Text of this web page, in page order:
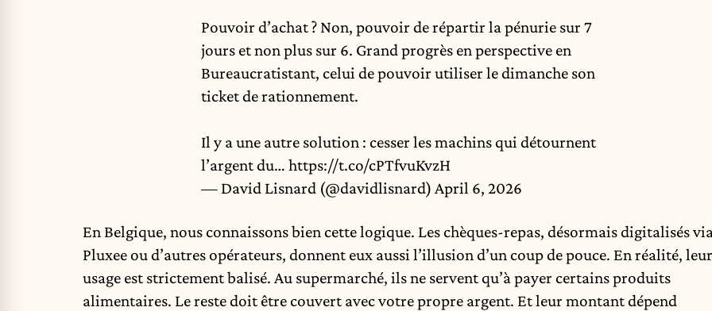
Pouvoir d’achat ? Non, pouvoir de répartir la pénurie sur 7
jours et non plus sur 6. Grand progrès en perspective en
Bureaucratistant, celui de pouvoir utiliser le dimanche son
ticket de rationnement.
Il y a une autre solution : cesser les machins qui détournent
l’argent du… https://t.co/cPTfvuKvzH
— David Lisnard (@davidlisnard) April 6, 2026
En Belgique, nous connaissons bien cette logique. Les chèques-repas, désormais digitalisés
Pluxee ou d’autres opérateurs, donnent eux aussi l’illusion d’un coup de pouce. En réalité, leur
usage est strictement balisé. Au supermarché, ils ne servent qu’à payer certains produits
alimentaires. Le reste doit être couvert avec votre propre argent. Et leur montant dépend